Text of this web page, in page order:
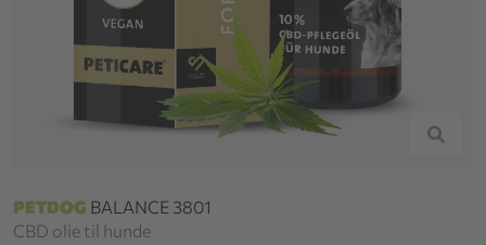
PETDOG BALANCE 3801
CBD olie til hunde